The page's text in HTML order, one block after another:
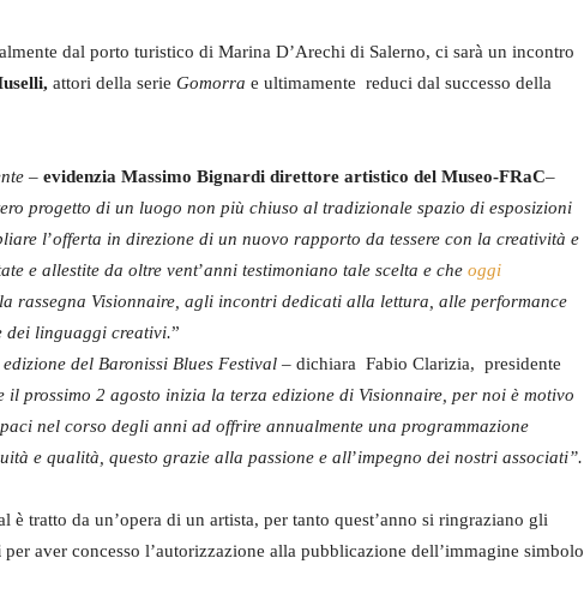
dal porto turistico di Marina D’Arechi di Salerno, ci sarà un incontro
attori della serie Gomorra e ultimamente reduci dal successo della
– evidenzia Massimo Bignardi direttore artistico del Museo-FRaC–
progetto di un luogo non più chiuso al tradizionale spazio di esposizioni
l’offerta in direzione di un nuovo rapporto da tessere con la creatività e
e allestite da oltre vent’anni testimoniano tale scelta e che oggi
rassegna Visionnaire, agli incontri dedicati alla lettura, alle performance
dei linguaggi creativi.”
del Baronissi Blues Festival – dichiara Fabio Clarizia, presidente
il prossimo 2 agosto inizia la terza edizione di Visionnaire, per noi è motivo
nel corso degli anni ad offrire annualmente una programmazione
e qualità, questo grazie alla passione e all’impegno dei nostri associati”.
è tratto da un’opera di un artista, per tanto quest’anno si ringraziano gli
per aver concesso l’autorizzazione alla pubblicazione dell’immagine simbolo